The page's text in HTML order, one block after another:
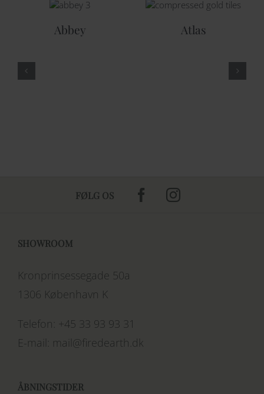
Abbey Atlas
FØLG OS
SHOWROOM
Kronprinsessegade 50a
1306 København K
Telefon: +45 33 93 93 31
E-mail: mail@firedearth.dk
ÅBNINGSTIDER